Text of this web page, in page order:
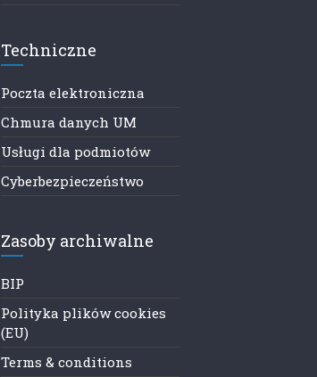
Techniczne
Poczta elektroniczna
Chmura danych UM
Usługi dla podmiotów
Cyberbezpieczeństwo
Zasoby archiwalne
BIP
Polityka plików cookies
(EU)
Terms & conditions